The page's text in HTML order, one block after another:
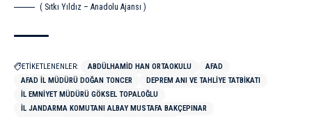
( Sıtkı Yıldız – Anadolu Ajansı )
ETİKETLENENLER: ABDÜLHAMID HAN ORTAOKULU
AFAD
AFAD İL MÜDÜRÜ DOĞAN TONCER
DEPREM ANI VE TAHLIYE TATBIKATI
İL EMNIYET MÜDÜRÜ GÖKSEL TOPALOĞLU
İL JANDARMA KOMUTANI ALBAY MUSTAFA BAKÇEPINAR